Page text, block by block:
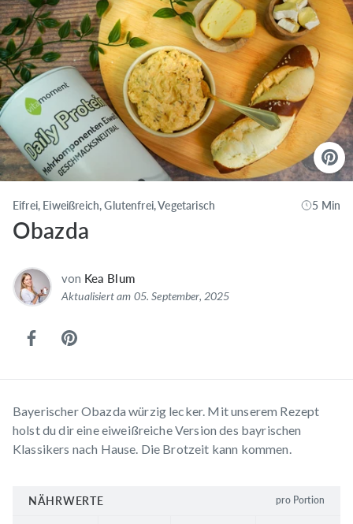
Eifrei, Eiweißreich, Glutenfrei, Vegetarisch 5 Min
Obazda
von Kea Blum
Aktualisiert am 05. September, 2025
Bayerischer Obazda würzig lecker. Mit unserem Rezept
holst du dir eine eiweißreiche Version des bayrischen
Klassikers nach Hause. Die Brotzeit kann kommen.
NÄHRWERTE pro Portion